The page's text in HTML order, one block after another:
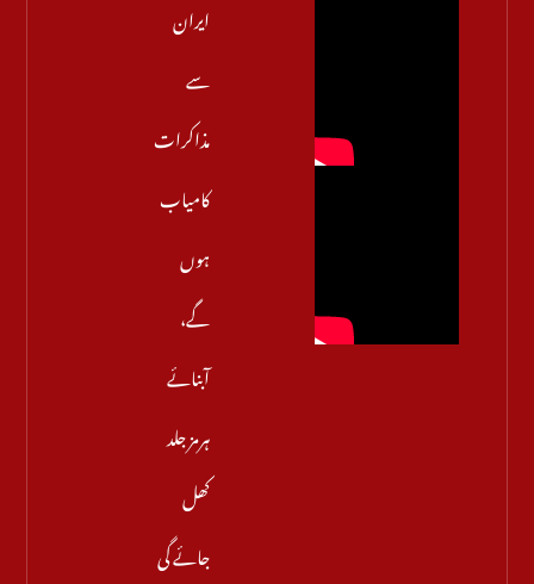
ایران
سے
مذاکرات
کامیاب
ہوں
گے،
آبنائے
ہرمز جلد
کھل
جائے گی